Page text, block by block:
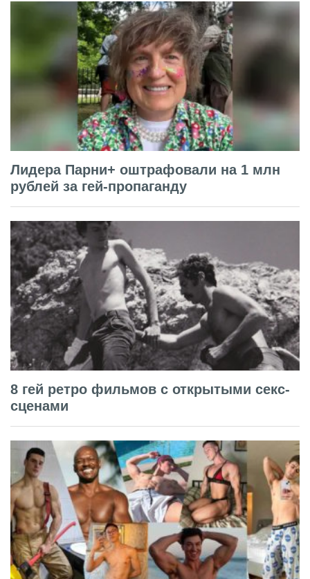
Лидера Парни+ оштрафовали на 1 млн
рублей за гей-пропаганду
8 гей ретро фильмов с открытыми секс-
сценами